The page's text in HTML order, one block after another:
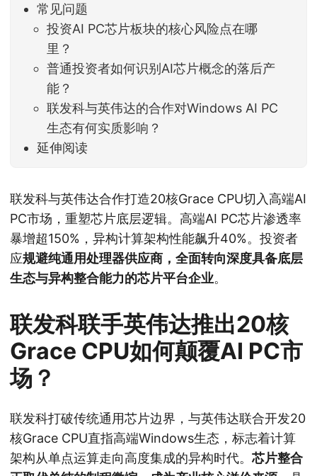
常见问题
投资AI PC芯片板块的核心风险点在哪
里？
普通投资者如何识别AI芯片概念的落后产
能？
联发科与英伟达的合作对Windows AI PC
生态有何实质影响？
延伸阅读
联发科与英伟达合作打造20核Grace CPU切入高端AI
PC市场，重塑芯片底层逻辑。高端AI PC芯片渗透率
暴增超150%，异构计算架构性能飙升40%。投资者
应规避纯通用处理器供应商，全面转向深度具备底层
生态与异构整合能力的芯片平台企业。
联发科联手英伟达推出20核
Grace CPU如何颠覆AI PC市
场？
联发科打破传统通用芯片边界，与英伟达联合开发20
核Grace CPU直指高端Windows生态，标志着计算
架构从单点运算走向高度集成的异构时代。 芯片整合